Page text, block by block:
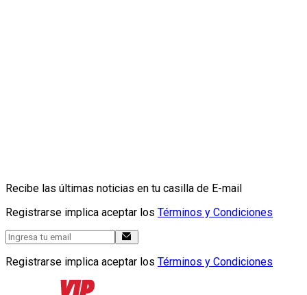
Recibe las últimas noticias en tu casilla de E-mail
Registrarse implica aceptar los Términos y Condiciones
Registrarse implica aceptar los Términos y Condiciones